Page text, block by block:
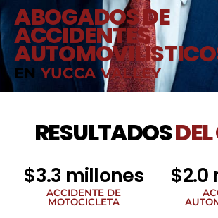
ABOGADOS DE
ACCIDENTES
EN YUCCA VALLEY
RESULTADOS
$3.3 millones
ACCIDENTE DE
MOTOCICLETA
$2.0